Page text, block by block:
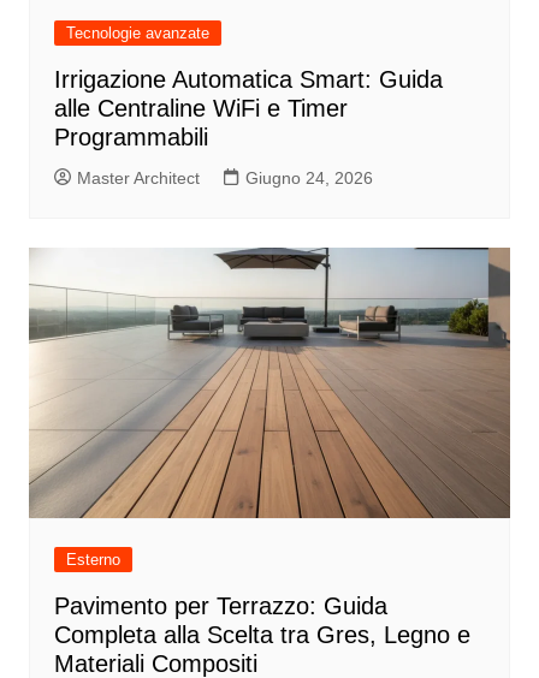
Tecnologie avanzate
Irrigazione Automatica Smart: Guida
alle Centraline WiFi e Timer
Programmabili
Master Architect Giugno 24, 2026
Esterno
Pavimento per Terrazzo: Guida
Completa alla Scelta tra Gres, Legno e
Materiali Compositi